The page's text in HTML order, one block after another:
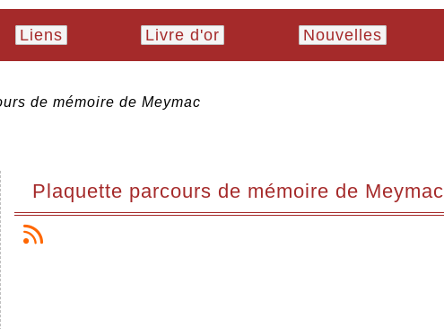
Liens Livre d'or Nouvelles
de mémoire de Meymac
Plaquette parcours de mémoire de Meymac